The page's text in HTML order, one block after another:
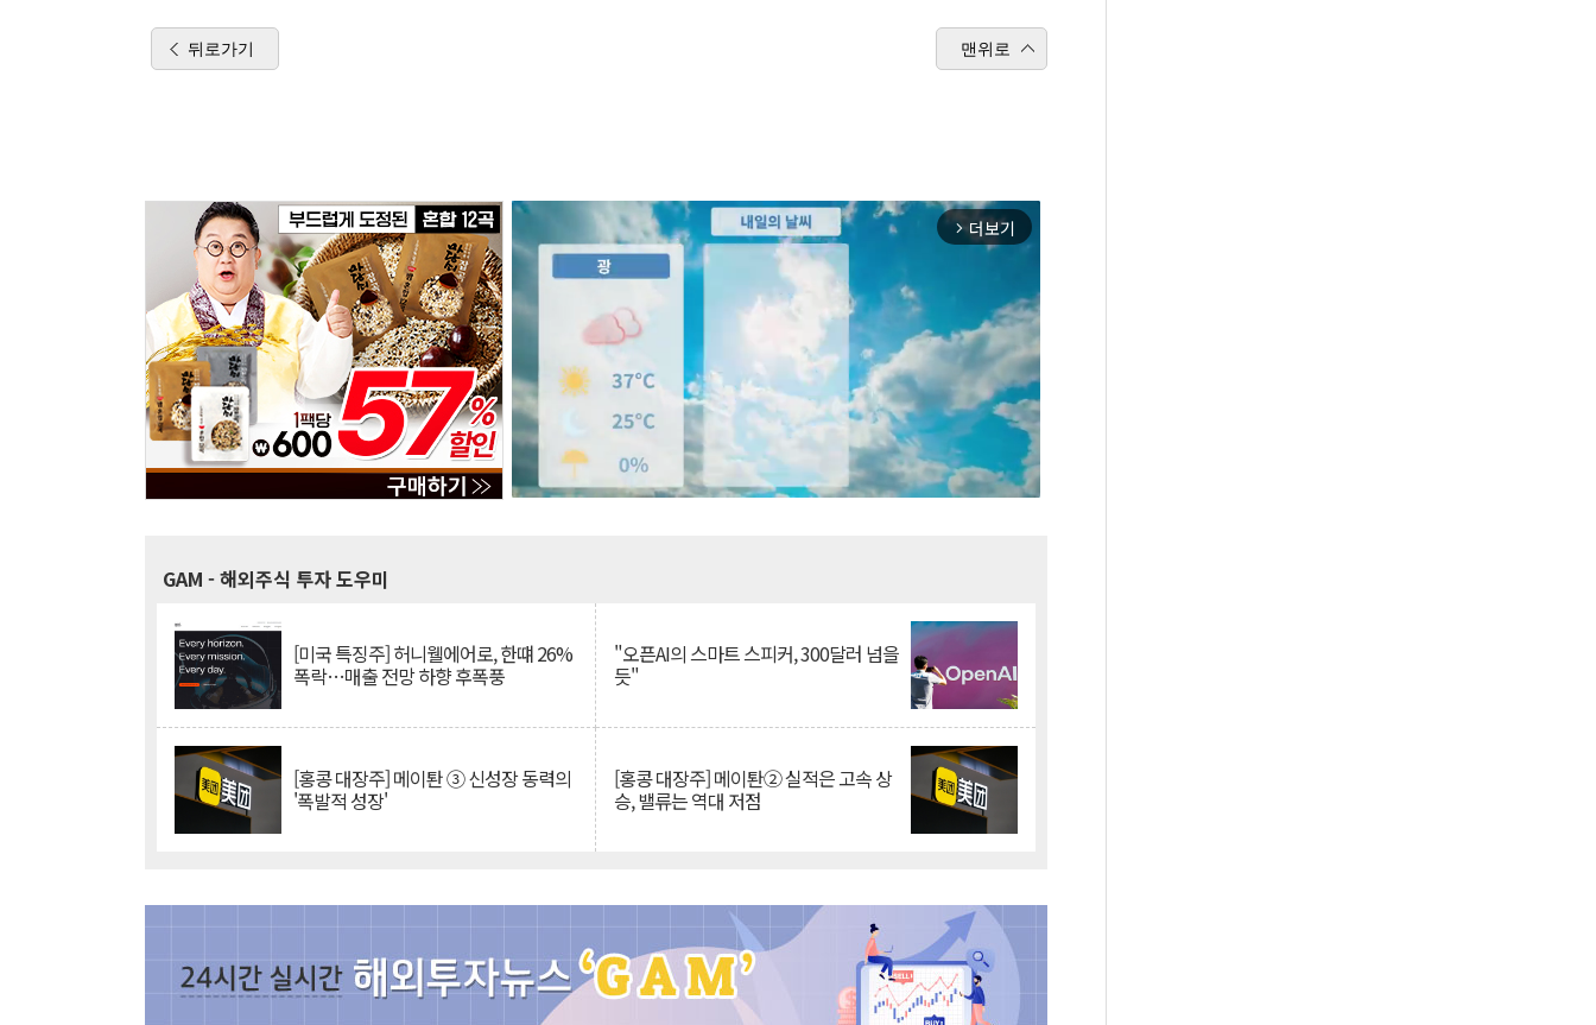
뒤로가기 맨위로
arrow_forward_ios 더보기
GAM - 해외주식 투자 도우미
[미국 특징주] 허니웰에어로, 한떄 26%
폭락…매출 전망 하향 후폭풍
"오픈AI의 스마트 스피커, 300달러 넘을
듯"
[홍콩 대장주] 메이퇀 ③ 신성장 동력의
'폭발적 성장'
[홍콩 대장주] 메이퇀② 실적은 고속 상
승, 밸류는 역대 저점